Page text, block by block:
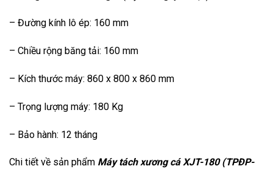
– Đường kính lô ép: 160 mm
– Chiều rộng băng tải: 160 mm
– Kích thước máy: 860 x 800 x 860 mm
– Trọng lượng máy: 180 Kg
– Bảo hành: 12 tháng
Chi tiết về sản phẩm Máy tách xương cá XJT-180 (TPĐP-